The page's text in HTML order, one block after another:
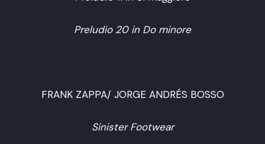
Preludio 20 in Do minore
FRANK ZAPPA/ JORGE ANDRÉS BOSSO
Sinister Footwear